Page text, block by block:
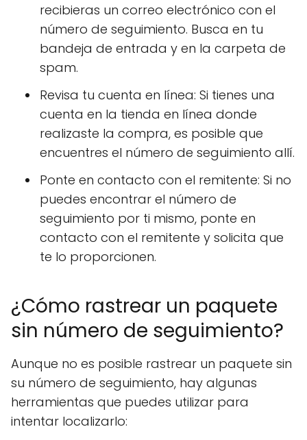
recibieras un correo electrónico con el
número de seguimiento. Busca en tu
bandeja de entrada y en la carpeta de
spam.
Revisa tu cuenta en línea: Si tienes una
cuenta en la tienda en línea donde
realizaste la compra, es posible que
encuentres el número de seguimiento allí.
Ponte en contacto con el remitente: Si no
puedes encontrar el número de
seguimiento por ti mismo, ponte en
contacto con el remitente y solicita que
te lo proporcionen.
¿Cómo rastrear un paquete
sin número de seguimiento?
Aunque no es posible rastrear un paquete sin
su número de seguimiento, hay algunas
herramientas que puedes utilizar para
intentar localizarlo: